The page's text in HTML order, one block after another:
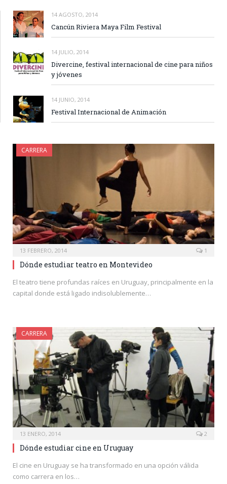
14 AGOSTO, 2014
Cancún Riviera Maya Film Festival
14 JULIO, 2014
Divercine, festival internacional de cine para niños
y jóvenes
14 JUNIO, 2014
Festival Internacional de Animación
CARRERA
13 FEBRERO, 2014 1
Dónde estudiar teatro en Montevideo
El teatro tiene profundas raíces en Uruguay, principalmente en la
capital donde está ligado indisolublemente…
CARRERA
13 ENERO, 2014 2
Dónde estudiar cine en Uruguay
El cine en Uruguay se ha transformado en una opción válida
como carrera en los…